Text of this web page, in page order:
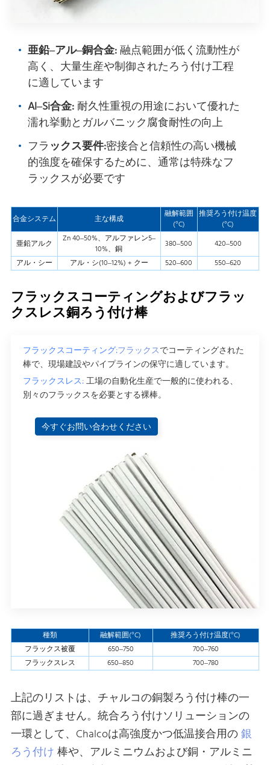
亜鉛–アル–銅合金:融点範囲が低く流動性が
高く、大量生産や制御されたろう付け工程
に適しています
Al–Si合金:耐久性重視の用途において優れた
濡れ挙動とガルバニック腐食耐性の向上
フラ ックス要件:密接合と信頼性の高い機械
的強度を確保するために、通常は特殊なフ
ラックスが必要です
合金システム 主な構成
融解範囲
(°C)
推奨ろう付け温度
(°C)
亜鉛アルク
Zn 40–50%、アルファレン5–
10%、銅
380–500
420–500
アル・シー
アル・シ(10–12%) + クー 520–600 550–620
フラックスコーティングおよびフラッ
クスレス銅ろう付け棒
フラックスコーティング:フラックスでコーティングされた
棒で、現場建設やパイプラインの保守に適しています。
フラックスレス:工場の自動化生産で一般的に使われる、
別々のフラックスを必要とする裸棒。
今すぐお問い合わせください
種類 融解範囲(°C)
推奨ろう付け温度(°C)
フラックス被覆
650–750
700–760
フラックスレス
650–850 700–780
上記のリストは、チャルコの銅製ろう付け棒の一
部に過ぎません。統合ろう付けソリューションの
一環として、Chalcoは高強度かつ低温接合用の銀
ろう付け 棒や、アルミニウムおよび銅・アルミニ